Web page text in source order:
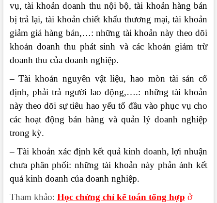
vụ, tài khoản doanh thu nội bộ, tài khoản hàng bán
bị trả lại, tài khoản chiết khấu thương mại, tài khoản
giảm giá hàng bán,…: những tài khoản này theo dõi
khoản doanh thu phát sinh và các khoản giảm trừ
doanh thu của doanh nghiệp.
– Tài khoản nguyên vật liệu, hao mòn tài sản cố
định, phải trả người lao động,….: những tài khoản
này theo dõi sự tiêu hao yếu tố đầu vào phục vụ cho
các hoạt động bán hàng và quản lý doanh nghiệp
trong kỳ.
– Tài khoản xác định kết quả kinh doanh, lợi nhuận
chưa phân phối: những tài khoản này phản ánh kết
quả kinh doanh của doanh nghiệp.
Tham khảo: Học chứng chỉ kế toán tổng hợp ở